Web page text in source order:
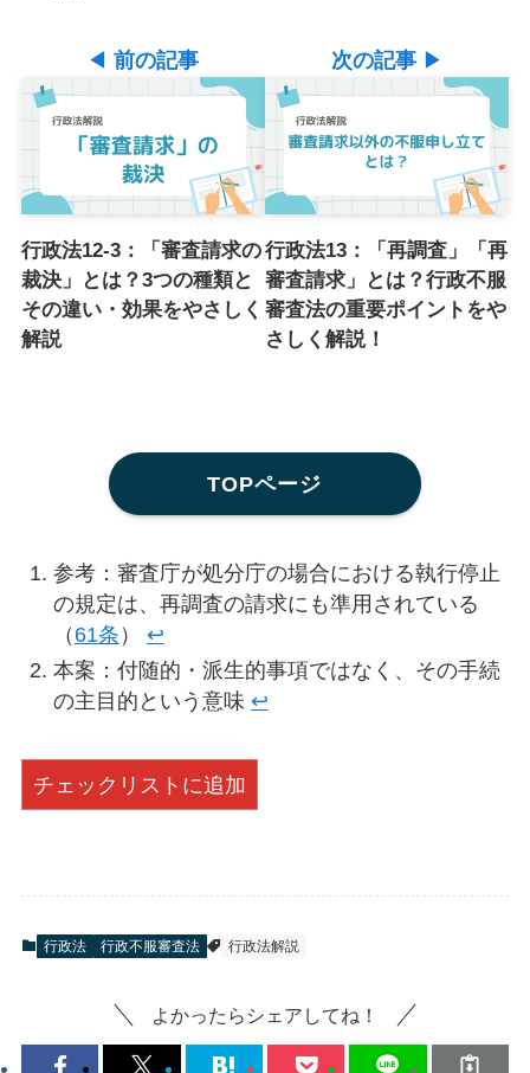
◀前の記事
行政法12-3：「審査請求の
裁決」とは？3つの種類と
その違い・効果をやさしく
解説
次の記事▶
行政法13：「再調査」「再
審査請求」とは？行政不服
審査法の重要ポイントをや
さしく解説！
TOPページ
参考：審査庁が処分庁の場合における執行停止
の規定は、再調査の請求にも準用されている
（ 61条 ） ↩︎
本案：付随的・派生的事項ではなく、その手続
の主目的という意味 ↩︎
チェックリストに追加
行政法 行政不服審査法 行政法解説
よかったらシェアしてね！